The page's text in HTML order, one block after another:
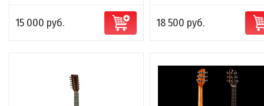
15 000 руб. 18 500 руб.